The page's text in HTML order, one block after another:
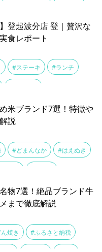
#玉こんにゃく #米沢牛
理 #金華豚
登起波分店 登｜贅沢な
食レポート
#ステーキ #ランチ
米ブランド7選！特徴や
説
#どまんなか #はえぬき
地直送 #米 #米通販
物7選！絶品ブランド牛
まで徹底解説
焼き #ふるさと納税